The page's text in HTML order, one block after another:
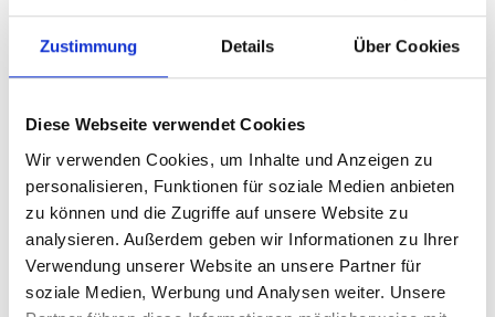
Zustimmung Details Über Cookies
Diese Webseite verwendet Cookies
Wir verwenden Cookies, um Inhalte und Anzeigen zu
personalisieren, Funktionen für soziale Medien anbieten
zu können und die Zugriffe auf unsere Website zu
analysieren. Außerdem geben wir Informationen zu Ihrer
Verwendung unserer Website an unsere Partner für
soziale Medien, Werbung und Analysen weiter. Unsere
Ein Abend zum Genießen und Staunen
Die „Night of the Light“ ist die perfekte
Gelegenheit, in adventlicher Stimmung durch
Attendorn zu schlendern, einzukaufen und die
weihnachtliche Vorfreude zu genießen. Die